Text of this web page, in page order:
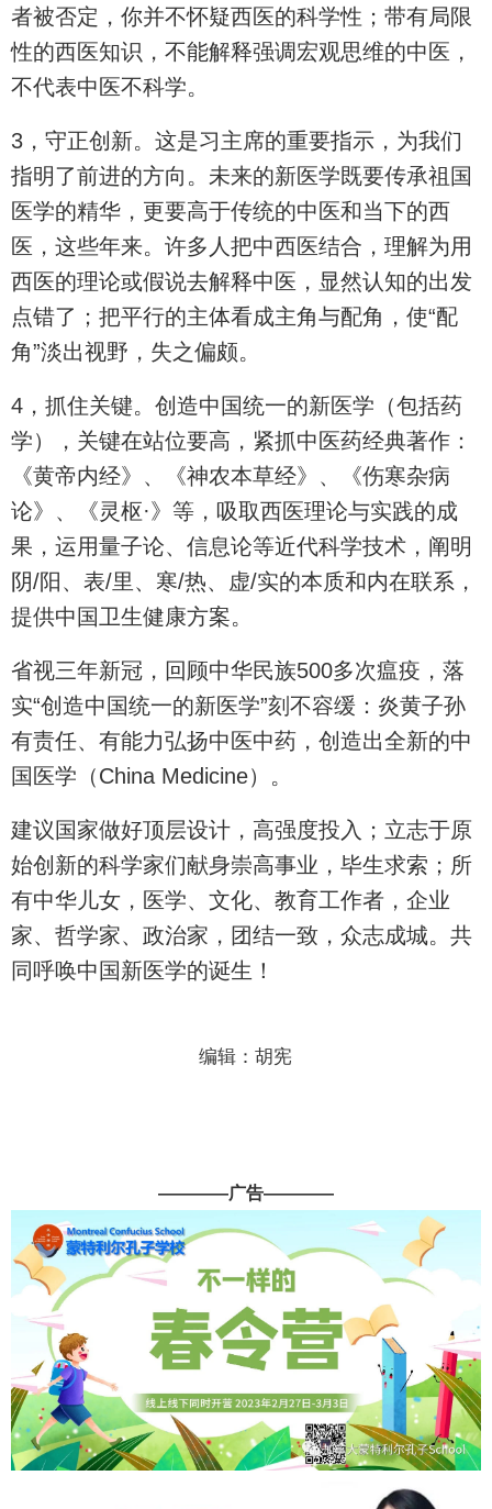
者被否定，你并不怀疑西医的科学性；带有局限
性的西医知识，不能解释强调宏观思维的中医，
不代表中医不科学。
3，守正创新。这是习主席的重要指示，为我们
指明了前进的方向。未来的新医学既要传承祖国
医学的精华，更要高于传统的中医和当下的西
医，这些年来。许多人把中西医结合，理解为用
西医的理论或假说去解释中医，显然认知的出发
点错了；把平行的主体看成主角与配角，使“配
角”淡出视野，失之偏颇。
4，抓住关键。创造中国统一的新医学（包括药
学），关键在站位要高，紧抓中医药经典著作：
《黄帝内经》、《神农本草经》、《伤寒杂病
论》、《灵枢·》等，吸取西医理论与实践的成
果，运用量子论、信息论等近代科学技术，阐明
阴/阳、表/里、寒/热、虚/实的本质和内在联系，
提供中国卫生健康方案。
省视三年新冠，回顾中华民族500多次瘟疫，落
实“创造中国统一的新医学”刻不容缓：炎黄子孙
有责任、有能力弘扬中医中药，创造出全新的中
国医学（China Medicine）。
建议国家做好顶层设计，高强度投入；立志于原
始创新的科学家们献身崇高事业，毕生求索；所
有中华儿女，医学、文化、教育工作者，企业
家、哲学家、政治家，团结一致，众志成城。共
同呼唤中国新医学的诞生！
编辑：胡宪
————广告————